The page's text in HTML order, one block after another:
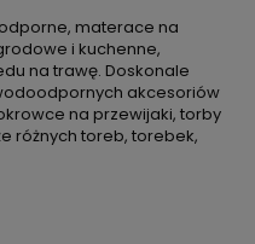
materace na
i kuchenne,
na trawę. Doskonale
akcesoriów
na przewijaki, torby
różnych toreb, torebek,